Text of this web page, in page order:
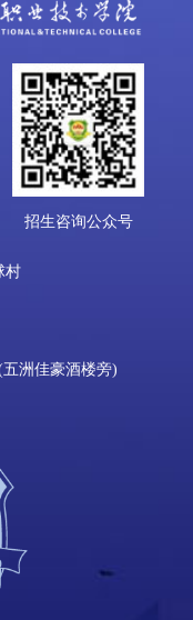
招生咨询公众号
村
洲佳豪酒楼旁)